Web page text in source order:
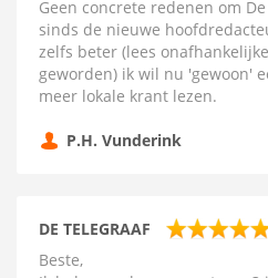
Geen concrete redenen om
sinds de nieuwe
zelfs beter (lees
geworden) ik wil nu 'gewoon'
meer lokale krant lezen.
P.H. Vunderink
DE TELEGRAAF
Beste,